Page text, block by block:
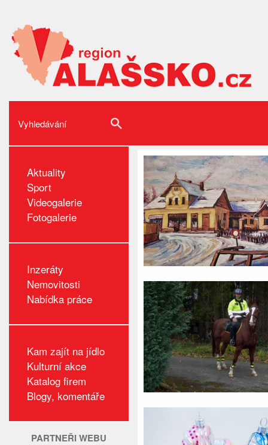
Aktuality
Sport
Videogalerie
Fotogalerie
Inzeráty
Nemovitosti
Nabídka práce
Kam zajít na jídlo
Kulturní akce
Katalog firem
Blogy, komentáře
PARTNEŘI WEBU